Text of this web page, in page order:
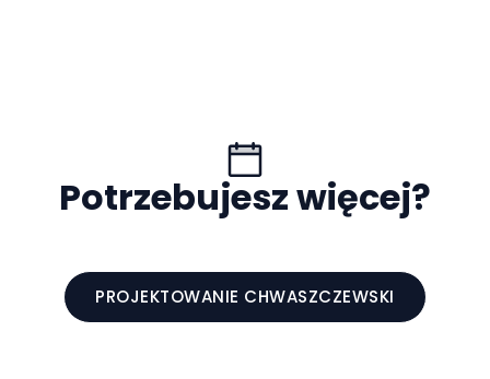
Potrzebujesz więcej?
PROJEKTOWANIE CHWASZCZEWSKI